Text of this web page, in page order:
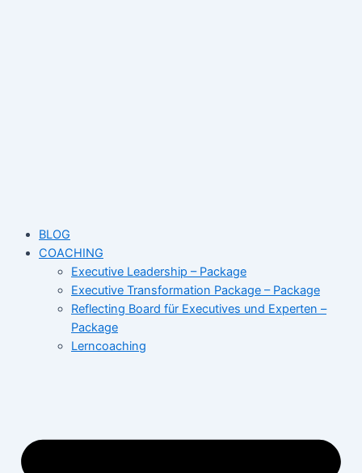
BLOG
COACHING
Executive Leadership – Package
Executive Transformation Package – Package
Reflecting Board für Executives und Experten –
Package
Lerncoaching